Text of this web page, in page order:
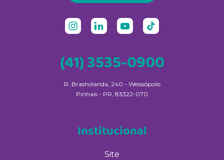
(41) 3535-0900
R. Brasholanda, 240 - Weissópolis
Pinhais - PR, 83322-070
Institucional
Site